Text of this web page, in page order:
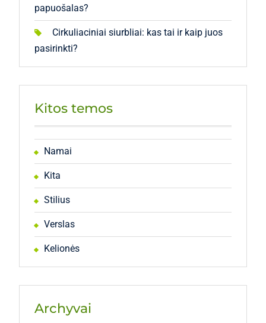
papuošalas?
Cirkuliaciniai siurbliai: kas tai ir kaip juos
pasirinkti?
Kitos temos
Namai
Kita
Stilius
Verslas
Kelionės
Archyvai